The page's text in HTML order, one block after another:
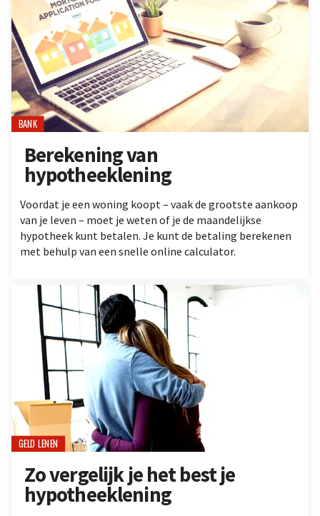
BANK
Berekening van
hypotheeklening
Voordat je een woning koopt – vaak de grootste aankoop
van je leven – moet je weten of je de maandelijkse
hypotheek kunt betalen. Je kunt de betaling berekenen
met behulp van een snelle online calculator.
GELD LENEN
Zo vergelijk je het best je
hypotheeklening